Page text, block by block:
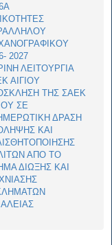
2027
ΛΕΙΤΟΥΡΓΙΑ
ΑΙΓΙΟΥ
ΤΗΣ ΣΑΕΚ
ΣΕ
ΔΡΑΣΗ
ΚΑΙ
ΑΠΟ ΤΟ
ΔΙΩΞΗΣ ΚΑΙ